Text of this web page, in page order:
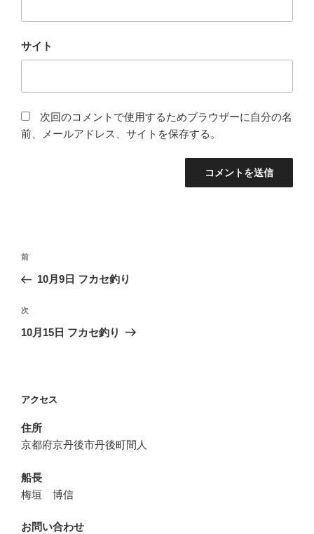
サイト
次回のコメントで使用するためブラウザーに自分の名
前、メールアドレス、サイトを保存する。
投
ナ
ビ
ゲ
ン
前
の
稿
前
10月9日 フカセ釣り
次
の
次
10月15日 フカセ釣り
アクセス
住所
京都府京丹後市丹後町間人
船長
梅垣 博信
お問い合わせ